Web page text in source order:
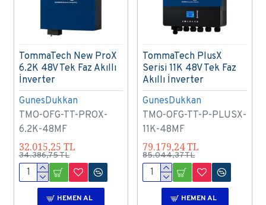
GunesDukkan
TMO-OFG-TT-PROX-
6.2K-48MF
TommaTech New ProX
6.2K 48V Tek Faz Akıllı
İnverter
32.015,25 TL
34.386,75 TL
HEMEN AL
GunesDukkan
TMO-OFG-TT-P-PLUSX-
11K-48MF
TommaTech PlusX
Serisi 11K 48V Tek Faz
Akıllı İnverter
79.179,24 TL
85.044,37 TL
HEMEN AL